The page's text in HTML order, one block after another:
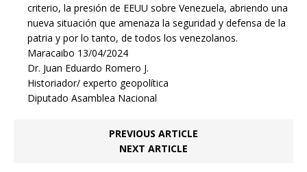
criterio, la presión de EEUU sobre Venezuela, abriendo una
nueva situación que amenaza la seguridad y defensa de la
patria y por lo tanto, de todos los venezolanos.
Maracaibo 13/04/2024
Dr. Juan Eduardo Romero J.
Historiador/ experto geopolítica
Diputado Asamblea Nacional
PREVIOUS ARTICLE
NEXT ARTICLE